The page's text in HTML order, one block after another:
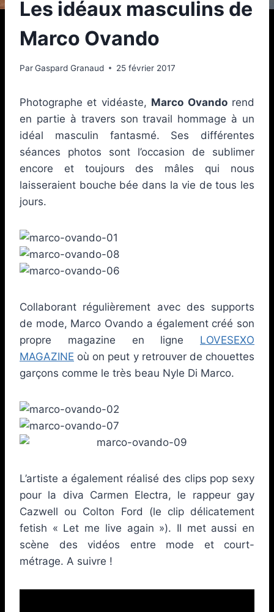
Les idéaux masculins de
Marco Ovando
ParGaspard Granaud 25 février 2017
Photographe et vidéaste, Marco Ovandorend
en partie à travers son travail hommage à un
idéal masculin fantasmé. Ses différentes
séances photos sont l’occasion de sublimer
encore et toujours des mâles qui nous
laisseraient bouche bée dans la vie de tous les
jours.
Collaborant régulièrement avec des supports
de mode, Marco Ovando a également créé son
propre magazine en ligne LOVESEXO
MAGAZINE où on peut y retrouver de chouettes
garçons comme le très beau Nyle Di Marco.
L’artiste a également réalisé des clips pop sexy
pour la diva Carmen Electra, le rappeur gay
Cazwell ou Colton Ford (le clip délicatement
fetish « Let me live again »). Il met aussi en
scène des vidéos entre mode et court-
métrage. A suivre !